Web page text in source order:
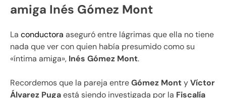
amiga Inés Gómez Mont
La conductora aseguró entre lágrimas que ella no tiene
nada que ver con quien había presumido como su
«íntima amiga», Inés Gómez Mont.
Recordemos que la pareja entreGómez MontyVíctor
Álvarez Pugaestá siendo investigada por la Fiscalía